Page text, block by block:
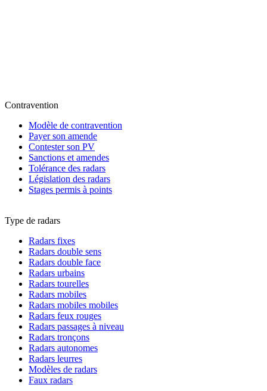
Contravention
Modèle de contravention
Payer son amende
Contester son PV
Sanctions et amendes
Tolérance des radars
Législation des radars
Stages permis à points
Type de radars
Radars fixes
Radars double sens
Radars double face
Radars urbains
Radars tourelles
Radars mobiles
Radars mobiles mobiles
Radars feux rouges
Radars passages à niveau
Radars tronçons
Radars autonomes
Radars leurres
Modèles de radars
Faux radars